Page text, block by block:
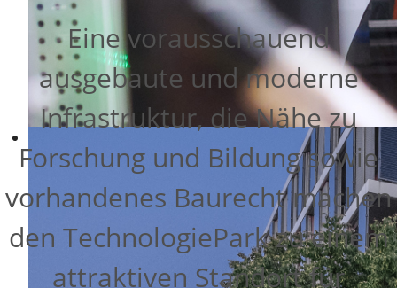
Eine vorausschauend
ausgebaute und moderne
Infrastruktur, die Nähe zu
Forschung und Bildung sowie
vorhandenes Baurecht machen
den TechnologiePark zu einem
attraktiven Standort für